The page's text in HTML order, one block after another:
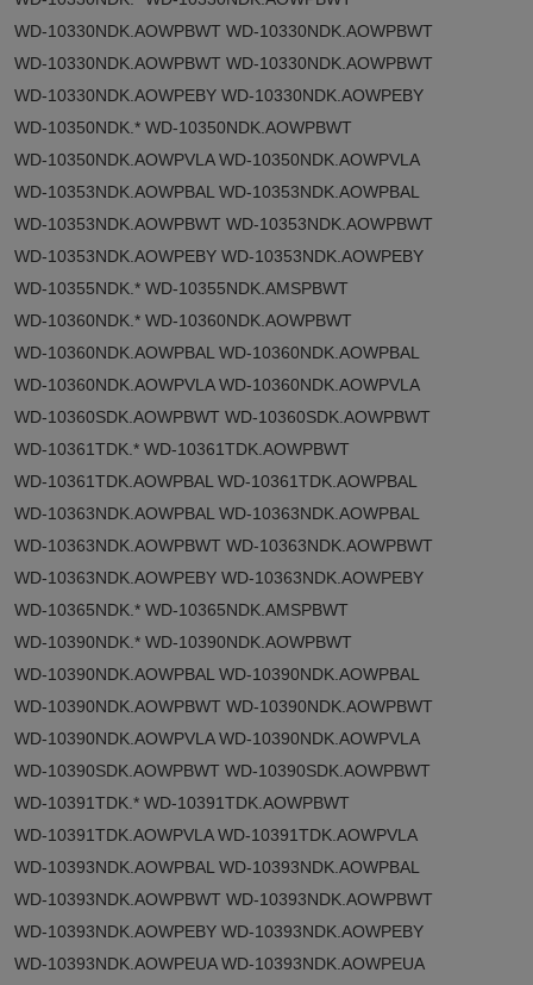
WD-10330NDK.AOWPBWT WD-10330NDK.AOWPBWT
WD-10330NDK.AOWPBWT WD-10330NDK.AOWPBWT
WD-10330NDK.AOWPEBY WD-10330NDK.AOWPEBY
WD-10350NDK.* WD-10350NDK.AOWPBWT
WD-10350NDK.AOWPVLA WD-10350NDK.AOWPVLA
WD-10353NDK.AOWPBAL WD-10353NDK.AOWPBAL
WD-10353NDK.AOWPBWT WD-10353NDK.AOWPBWT
WD-10353NDK.AOWPEBY WD-10353NDK.AOWPEBY
WD-10355NDK.* WD-10355NDK.AMSPBWT
WD-10360NDK.* WD-10360NDK.AOWPBWT
WD-10360NDK.AOWPBAL WD-10360NDK.AOWPBAL
WD-10360NDK.AOWPVLA WD-10360NDK.AOWPVLA
WD-10360SDK.AOWPBWT WD-10360SDK.AOWPBWT
WD-10361TDK.* WD-10361TDK.AOWPBWT
WD-10361TDK.AOWPBAL WD-10361TDK.AOWPBAL
WD-10363NDK.AOWPBAL WD-10363NDK.AOWPBAL
WD-10363NDK.AOWPBWT WD-10363NDK.AOWPBWT
WD-10363NDK.AOWPEBY WD-10363NDK.AOWPEBY
WD-10365NDK.* WD-10365NDK.AMSPBWT
WD-10390NDK.* WD-10390NDK.AOWPBWT
WD-10390NDK.AOWPBAL WD-10390NDK.AOWPBAL
WD-10390NDK.AOWPBWT WD-10390NDK.AOWPBWT
WD-10390NDK.AOWPVLA WD-10390NDK.AOWPVLA
WD-10390SDK.AOWPBWT WD-10390SDK.AOWPBWT
WD-10391TDK.* WD-10391TDK.AOWPBWT
WD-10391TDK.AOWPVLA WD-10391TDK.AOWPVLA
WD-10393NDK.AOWPBAL WD-10393NDK.AOWPBAL
WD-10393NDK.AOWPBWT WD-10393NDK.AOWPBWT
WD-10393NDK.AOWPEBY WD-10393NDK.AOWPEBY
WD-10393NDK.AOWPEUA WD-10393NDK.AOWPEUA